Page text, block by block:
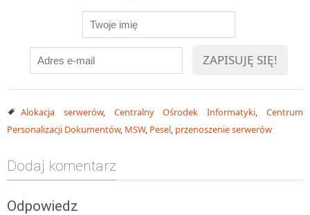
Alokacja serwerów, Centralny Ośrodek Informatyki,Centrum
Personalizacji Dokumentów, MSW, Pesel, przenoszenie serwerów
Dodaj komentarz
Odpowiedz